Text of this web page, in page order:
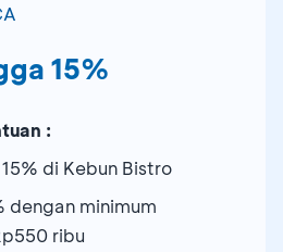
15%
:
di Kebun Bistro
dengan minimum
ribu